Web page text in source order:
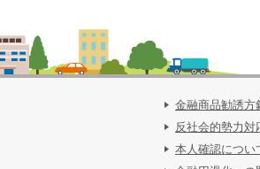
金融商品勧誘方
反社会的勢力対
本人確認につい